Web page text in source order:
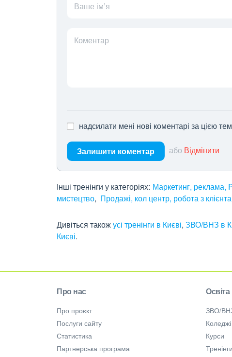
Ваше ім’я
Коментар
надсилати мені нові коментарі за цією
Залишити коментар або Відмінити
Інші тренінги у категоріях: Маркетинг, реклама,
мистецтво Продажі, кол центр, робота з
Дивіться такожусі тренінги в Києві, ЗВО/ВНЗ в
Києві.
Про нас
Про проєкт
Послуги сайту
Статистика
Партнерська програма
Освіта
ЗВО/
Коледжі
Курси
Тренінги